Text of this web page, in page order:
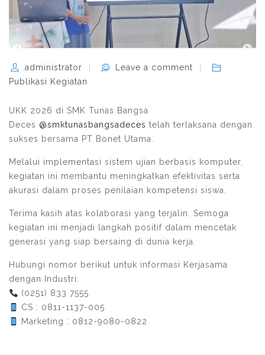
administrator
Leave a comment
Publikasi Kegiatan
UKK 2026 di SMK Tunas Bangsa
Deces @smktunasbangsadeces telah terlaksana dengan
sukses bersama PT Bonet Utama.
Melalui implementasi sistem ujian berbasis komputer,
kegiatan ini membantu meningkatkan efektivitas serta
akurasi dalam proses penilaian kompetensi siswa.
Terima kasih atas kolaborasi yang terjalin. Semoga
kegiatan ini menjadi langkah positif dalam mencetak
generasi yang siap bersaing di dunia kerja.
Hubungi nomor berikut untuk informasi Kerjasama
dengan Industri:
(0251) 833 7555
CS : 0811-1137-005
Marketing : 0812-9080-0822